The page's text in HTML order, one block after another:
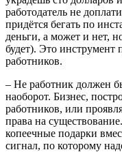
работодатель не
придётся бегать по
деньги, а может и нет,
будет). Это инструмент
работников.
– Не работник должен
наоборот. Бизнес,
работников, или
права на
копеечные подарки
сигнал, по которому